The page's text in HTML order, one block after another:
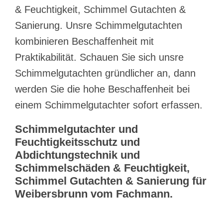
& Feuchtigkeit, Schimmel Gutachten &
Sanierung. Unsre Schimmelgutachten
kombinieren Beschaffenheit mit
Praktikabilität. Schauen Sie sich unsre
Schimmelgutachten gründlicher an, dann
werden Sie die hohe Beschaffenheit bei
einem Schimmelgutachter sofort erfassen.
Schimmelgutachter und
Feuchtigkeitsschutz und
Abdichtungstechnik und
Schimmelschäden & Feuchtigkeit,
Schimmel Gutachten & Sanierung für
Weibersbrunn vom Fachmann.